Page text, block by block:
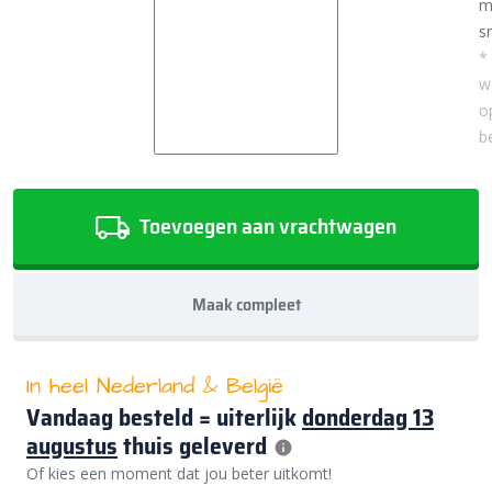
*
Toevoegen aan vrachtwagen
Maak compleet
In heel Nederland & België
Vandaag besteld = uiterlijkdonderdag 13
augustusthuis geleverd
Of kies een moment dat jou beter uitkomt!